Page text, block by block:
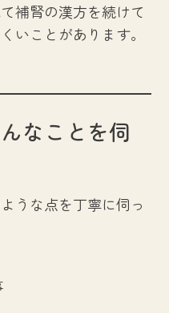
補腎の漢方を続けて
いことがあります。
なことを伺
うな点を丁寧に伺っ